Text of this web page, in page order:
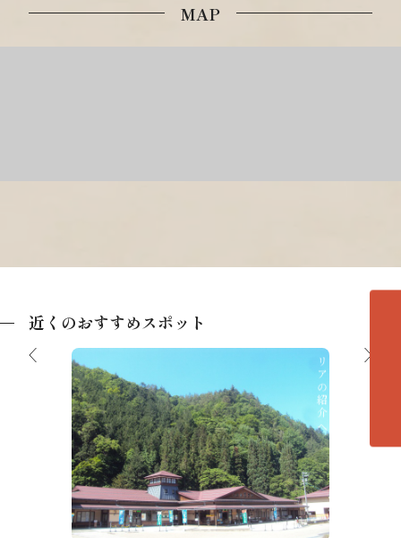
MAP
近くのおすすめスポット
道の駅 ひだ朝日村 飛騨
各エリアの紹介へ